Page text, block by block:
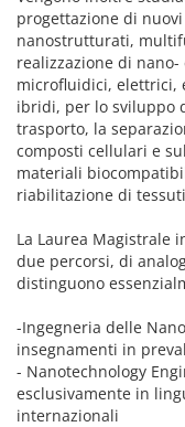
progettazione di
nanostrutturati,
realizzazione di
microfluidici, elettrici,
ibridi, per lo sviluppo
trasporto, la
composti cellulari e
materiali
riabilitazione di
La Laurea Magistrale
due percorsi, di
distinguono
-Ingegneria delle
insegnamenti in
- Nanotechnology
esclusivamente in
internazionali